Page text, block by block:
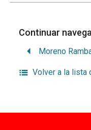
Continuar
Volver a la lista